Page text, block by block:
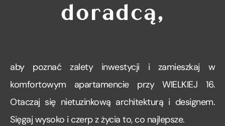
doradcą,
aby poznać zalety inwestycji i zamieszkaj w
komfortowym apartamencie przy WIELKIEJ 16.
Otaczaj się nietuzinkową architekturą i designem.
Sięgaj wysoko i czerp z życia to, co najlepsze.